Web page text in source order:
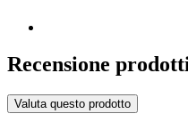
Recensione
Valuta questo prodotto